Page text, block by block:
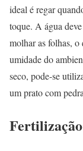
ideal é regar
toque. A água
molhar as folhas, o
umidade do
seco, pode-se
um prato com